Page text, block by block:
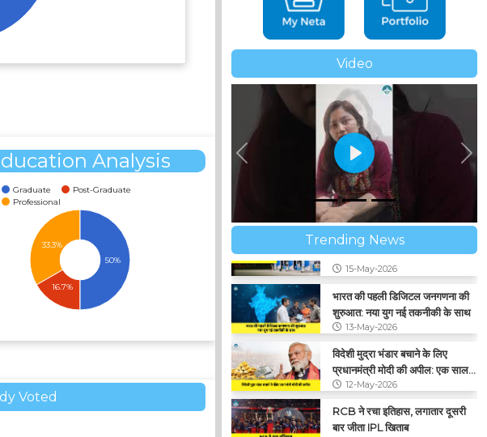
Analysis
Graduate
Post-Graduate
Professional
33.3%
16.7%
50%
Voted
Video
Previous
Trending News
भारत की पहली डिजिटल जनगणना की
शुरुआत: नया युग नई तकनीकी के साथ
13-May-2026
विदेशी मुद्रा भंडार बचाने के लिए
प्रधानमंत्री मोदी की अपील: एक साल
तक सोना न खरीदें
12-May-2026
RCB ने रचा इतिहास, लगातार दूसरी
बार जीता IPL खिताब
02-Jun-2026